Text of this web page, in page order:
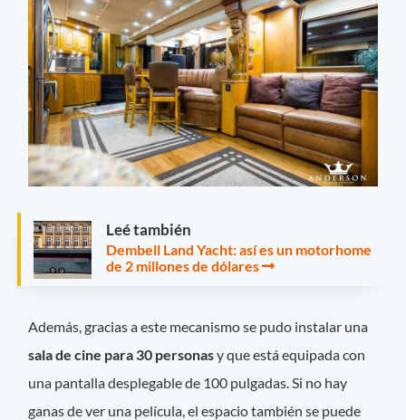
Leé también
Dembell Land Yacht: así es un motorhome
de 2 millones de dólares
Además, gracias a este mecanismo se pudo instalar una
sala de cine para 30 personasy que está equipada con
una pantalla desplegable de 100 pulgadas. Si no hay
ganas de ver una película, el espacio también se puede